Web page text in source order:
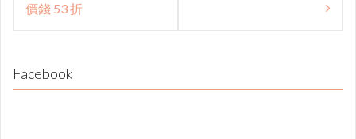
價錢 53 折
Facebook